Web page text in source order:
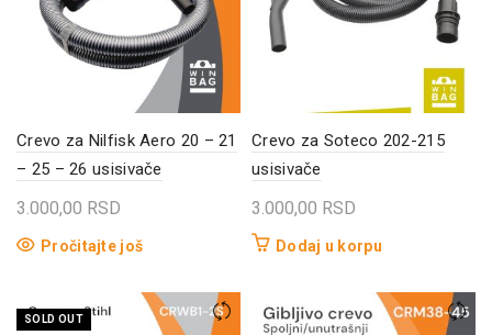
Crevo za Nilfisk Aero 20 – 21
– 25 – 26 usisivače
3.000,00 RSD
Pročitajte još
Crevo za Soteco 202-215
usisivače
3.000,00 RSD
Dodaj u korpu
SOLD OUT